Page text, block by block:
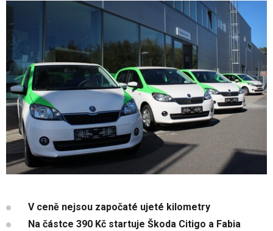
V ceně nejsou započaté ujeté kilometry
Na částce 390 Kč startuje Škoda Citigo a Fabia